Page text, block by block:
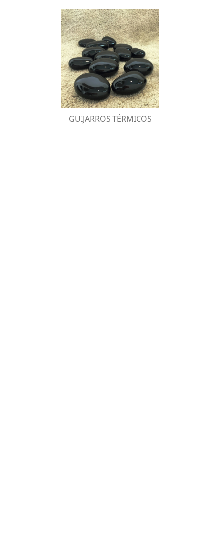
GUIJARROS TÉRMICOS
GUIJARROS TÉRMICOS
Los guijarros de cerámica refractaria son
ideales para decorar tu chimenea bioKamino
con estilo y elegancia.